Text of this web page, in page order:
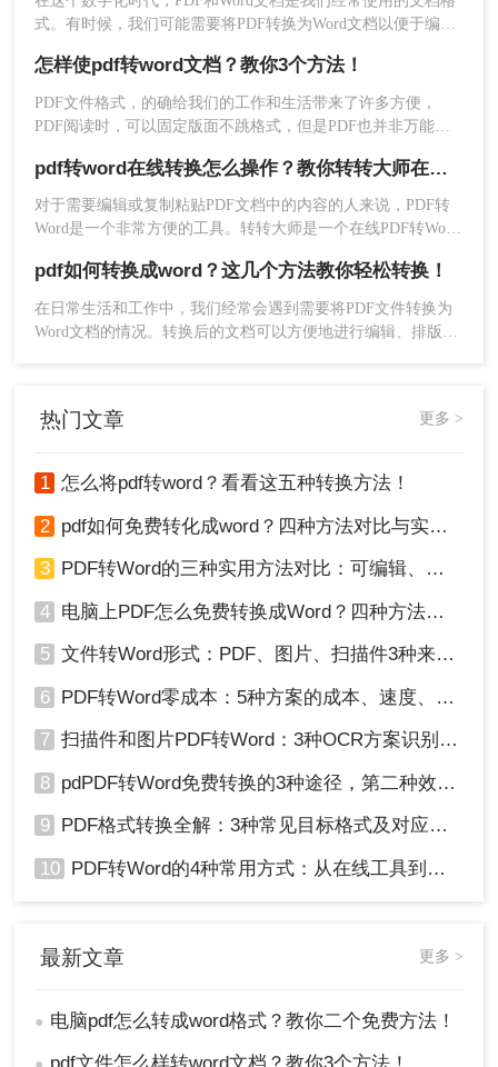
格式、转换效果以及保存路径，设置完毕好点击开
始转换即可。
3、转换成功，点击打开即可查看。
按照提示进行转换。这种方法适用于Windows用
户，但转换效果可能不如专业工具。
文件质量：在转换过程中，请注意文件的质量。部
分转换工具可能会丢失原始文件的格式或导致文字
模糊。建议在转换后检查文件质量并进行必要的编
辑和调整。
PDF文件不包含敏感或私密信息。选择可信赖的在
线平台，避免泄露个人信息或数据。
兼容性问题：不同软件和设备对PDF和Word的兼容
利打开和编辑转换后的Word文档。
更新软件：为了获得更好的转换效果和功能，建议
式。有时候，我们可能需要将PDF转换为Word文档以便于编辑
个人都能负担得起。那么pdf怎么免费转换成word文档呢？答案
是肯定的！在本文中，我们将介绍几种简单易行的方法，让您
轻松地将PDF转换为Word文档。
怎样使pdf转word文档？教你3个方法！
PDF文件格式，的确给我们的工作和生活带来了许多方便，
PDF阅读时，可以固定版面不跳格式，但是PDF也并非万能的
选择PDF格式的内容需要更好的时候，就会比较麻烦，选择
PDF格式的时候，PDF格式也不是万能的，比如编辑内容的时
候，就会比较麻烦，需要转换成Word的格式，但是怎样使pdf
word文档的方法。
pdf转word在线转换怎么操作？教你转转大师在线转换！
对于需要编辑或复制粘贴PDF文档中的内容的人来说，PDF转
Word是一个非常方便的工具。转转大师是一个在线PDF转Word
文件。那么pdf转word在线转换怎么操作呢？在本文中，我们将
详细介绍如何使用转转大师进行PDF转Word操作。
pdf如何转换成word？这几个方法教你轻松转换！
在日常生活和工作中，我们经常会遇到需要将PDF文件转换为
Word文档的情况。转换后的文档可以方便地进行编辑、排版和
热门文章 更多 >
1 怎么将pdf转word？看看这五种转换方法！
2 pdf如何免费转化成word？四种方法对比与实操指南（附详细表格）
3 PDF转Word的三种实用方法对比：可编辑、保格式、避风险！
4 电脑上PDF怎么免费转换成Word？四种方法对比与实操指南（附详细表格）!
5 文件转Word形式：PDF、图片、扫描件3种来源分别怎么处理！
6 PDF转Word零成本：5种方案的成本、速度、精度对比！
7 扫描件和图片PDF转Word：3种OCR方案识别率实测！
8 pdPDF转Word免费转换的3种途径，第二种效率最高！
9 PDF格式转换全解：3种常见目标格式及对应操作方法！
10 PDF转Word的4种常用方式：从在线工具到桌面软件全梳理！
最新文章 更多 >
● 电脑pdf怎么转成word格式？教你二个免费方法！